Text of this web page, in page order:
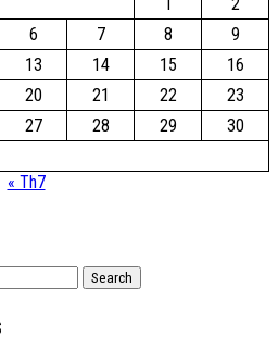
6 7 8
9
13 14 15
16
20 21 22
23
27 28 29
30
« Th7
Search